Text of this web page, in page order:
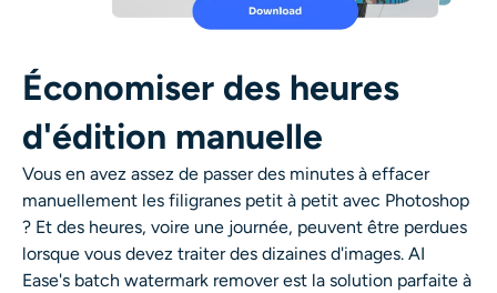
Économiser des heures
d'édition manuelle
Vous en avez assez de passer des minutes à effacer
manuellement les filigranes petit à petit avec Photoshop
? Et des heures, voire une journée, peuvent être perdues
lorsque vous devez traiter des dizaines d'images. AI
Ease's batch watermark remover est la solution parfaite à